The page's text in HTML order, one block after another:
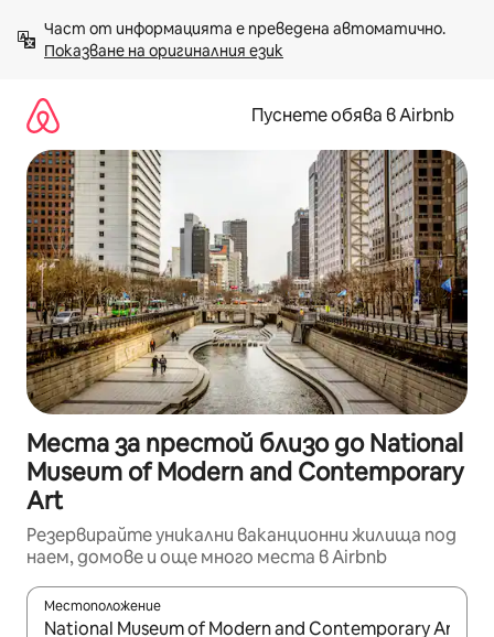
към
съдържанието
Показване на оригиналния език
Пуснете обява в Airbnb
Места за престой близо до National
Museum of Modern and Contemporary
Art
Резервирайте уникални ваканционни жилища под
наем, домове и още много места в Airbnb
Местоположение
Когато резултатите се покажат, използвайте